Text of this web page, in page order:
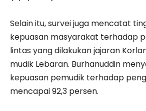
Selain itu, survei juga mencatat
kepuasan masyarakat terhadap
lintas yang dilakukan jajaran
mudik Lebaran. Burhanuddin
kepuasan pemudik terhadap
mencapai 92,3 persen.